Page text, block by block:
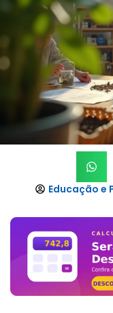
Educação e